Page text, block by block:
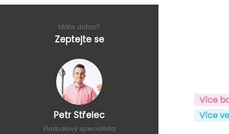
Máte dotaz?
Zeptejte se
Petr Střelec
Florbalový specialista
Více
Více